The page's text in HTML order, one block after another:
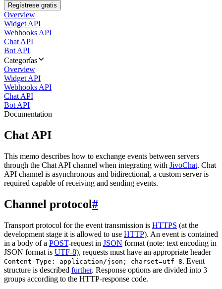
Regístrese gratis
Overview
Widget API
Webhooks API
Chat API
Bot API
Categorías
Overview
Widget API
Webhooks API
Chat API
Bot API
Documentation
Chat API
This memo describes how to exchange events between servers
through the Chat API channel when integrating with JivoChat. Chat
API channel is asynchronous and bidirectional, a custom server is
required capable of receiving and sending events.
Channel protocol#
Transport protocol for the event transmission is HTTPS (at the
development stage it is allowed to use HTTP). An event is contained
in a body of a POST-request in JSON format (note: text encoding in
JSON format is UTF-8), requests must have an appropriate header
Content-Type: application/json; charset=utf-8. Event
structure is described further. Response options are divided into 3
groups according to the HTTP-response code.